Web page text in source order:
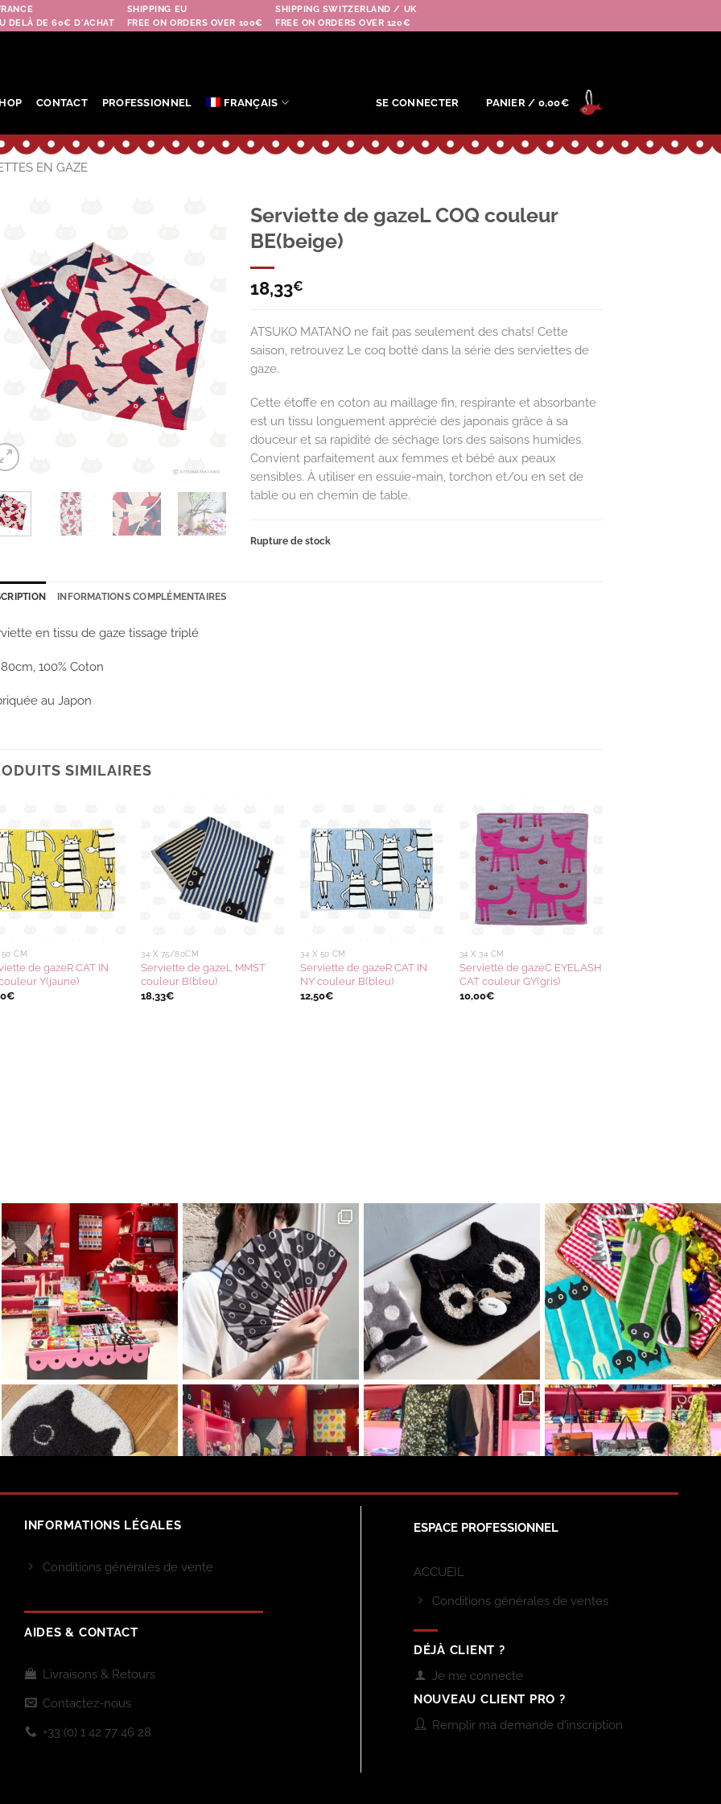
DELÀ DE 60€ D'ACHAT
SHIPPING EU
FREE ON ORDERS OVER 100€
SHIPPING SWITZERLAND / UK
FREE ON ORDERS OVER 120€
CONTACT PROFESSIONNEL FRANÇAIS SE CONNECTER PANIER / 0,00€
EN GAZE
Serviette de gazeL COQ couleur
BE(beige)
18,33€
ATSUKO MATANO ne fait pas seulement des chats! Cette
saison, retrouvez Le coq botté dans la série des serviettes de
gaze.
Cette étoffe en coton au maillage fin, respirante et absorbante
est un tissu longuement apprécié des japonais grâce à sa
douceur et sa rapidité de séchage lors des saisons humides.
Convient parfaitement aux femmes et bébé aux peaux
sensibles. À utiliser en essuie-main, torchon et/ou en set de
table ou en chemin de table.
Rupture de stock
INFORMATIONS COMPLÉMENTAIRES
en tissu de gaze tissage triplé
100% Coton
au Japon
SIMILAIRES
Ajouter
à la
wishlist
50 CM
de gazeR CAT IN
Y(jaune)
€
Ajouter
à la
wishlist
34 X 75/80CM
Serviette de gazeL MMST
couleur B(bleu)
18,33€
Ajouter
à la
wishlist
34 X 50 CM
Serviette de gazeR CAT IN
NY couleur B(bleu)
12,50€
Ajouter
à la
wishlist
34 X 34 CM
Serviette de gazeC EYELASH
CAT couleur GY(gris)
10,00€
INFORMATIONS LÉGALES
Conditions générales de vente
AIDES & CONTACT
Livraisons & Retours
Contactez-nous
+33 (0) 1 42 77 46 28
ESPACE PROFESSIONNEL
ACCUEIL
Conditions générales de ventes
DÉJÀ CLIENT ?
Je me connecte
NOUVEAU CLIENT PRO ?
Remplir ma demande d'inscription